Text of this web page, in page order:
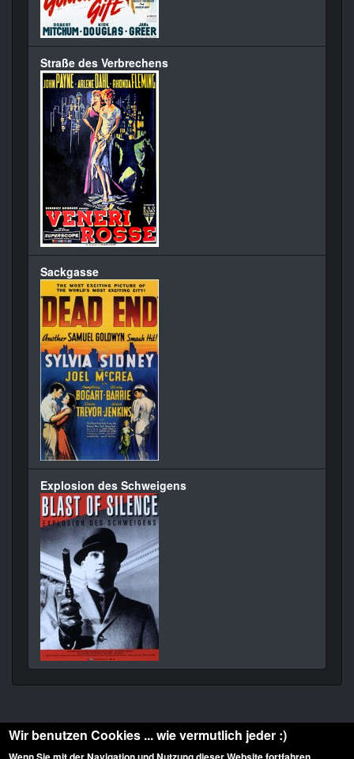
Straße des Verbrechens
Sackgasse
Explosion des Schweigens
Wir benutzen Cookies ... wie vermutlich jeder :)